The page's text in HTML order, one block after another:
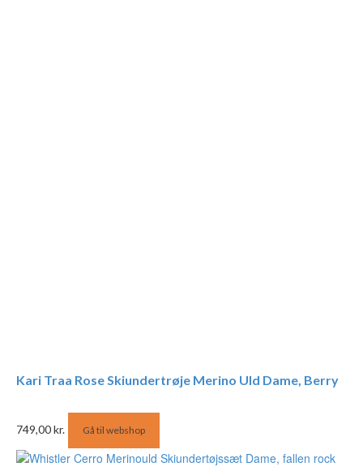
Kari Traa Rose Skiundertrøje Merino Uld Dame, Berry
749,00kr. Gå til webshop